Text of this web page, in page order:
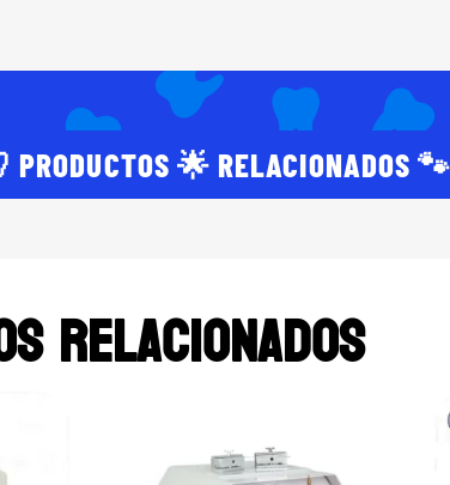
🌟 RELACIONADOS
relacionados